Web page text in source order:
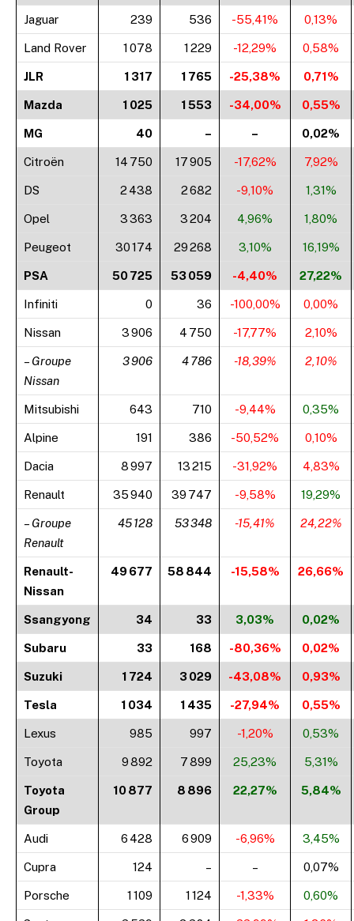
Jaguar 239 536 -55,41% 0,13%
Land Rover 1 078 1 229 -12,29% 0,58%
JLR 1 317 1 765 -25,38% 0,71%
Mazda 1 025 1 553 -34,00% 0,55%
MG 40 – – 0,02%
Citroën 14 750 17 905 -17,62% 7,92%
DS 2 438 2 682 -9,10% 1,31%
Opel 3 363 3 204 4,96% 1,80%
Peugeot 30 174 29 268 3,10% 16,19%
PSA 50 725 53 059 -4,40% 27,22%
Infiniti 0 36 -100,00% 0,00%
Nissan 3 906 4 750 -17,77% 2,10%
– Groupe
Nissan
3 906 4 786 -18,39% 2,10%
Mitsubishi 643 710 -9,44% 0,35%
Alpine 191 386 -50,52% 0,10%
Dacia 8 997 13 215 -31,92% 4,83%
Renault 35 940 39 747 -9,58% 19,29%
– Groupe
Renault
45 128 53 348 -15,41% 24,22%
Renault-
Nissan
49 677 58 844 -15,58% 26,66%
Ssangyong 34 33 3,03% 0,02%
Subaru 33 168 -80,36% 0,02%
Suzuki 1 724 3 029 -43,08% 0,93%
Tesla 1 034 1 435 -27,94% 0,55%
Lexus 985 997 -1,20% 0,53%
Toyota 9 892 7 899 25,23% 5,31%
Toyota
Group
10 877 8 896 22,27% 5,84%
Audi 6 428 6 909 -6,96% 3,45%
Cupra 124 – – 0,07%
Porsche 1 109 1 124 -1,33% 0,60%